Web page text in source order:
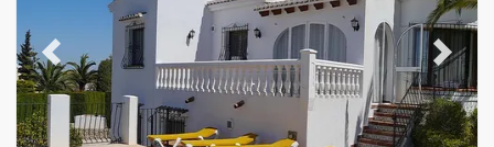
Previous Next